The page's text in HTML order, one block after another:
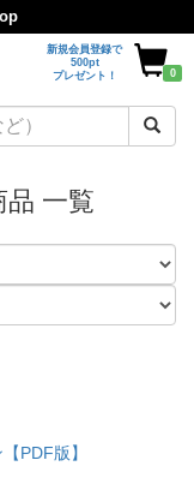
新規会員登録で
500pt
プレゼント！
0
一覧
PDF版】